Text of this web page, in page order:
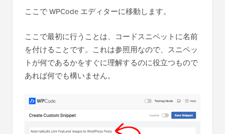
ここで WPCode エディターに移動します。
ここで最初に行うことは、コードスニペットに名前
を付けることです。これは参照用なので、スニペッ
トが何であるかをすぐに理解するのに役立つもので
あれば何でも構いません。